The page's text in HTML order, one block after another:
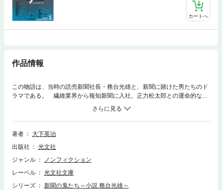
カートへ
作品情報
この物語は、当時の読売新聞社長・務台光雄と、新聞に賭けた男たちのド
ラマである。 繊維業界から報知新聞に入社。正力松太郎との運命的な出
会い。読売内部の派閥闘争。そして、最大のライバル・朝日新聞との激烈
な部数戦争……。何が務台の闘争心を掻き立てたのか。なぜ彼はあれほど
燃えたのか。 緻密な取材と圧倒的な筆力を誇る鬼才のドキュメント小
説！
著者
大下英治
出版社
光文社
ジャンル
ノンフィクション
レーベル
光文社文庫
シリーズ
新聞の鬼たち～小説 務台光雄～